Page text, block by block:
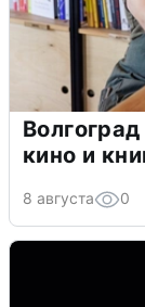
кино и
8 августа 0